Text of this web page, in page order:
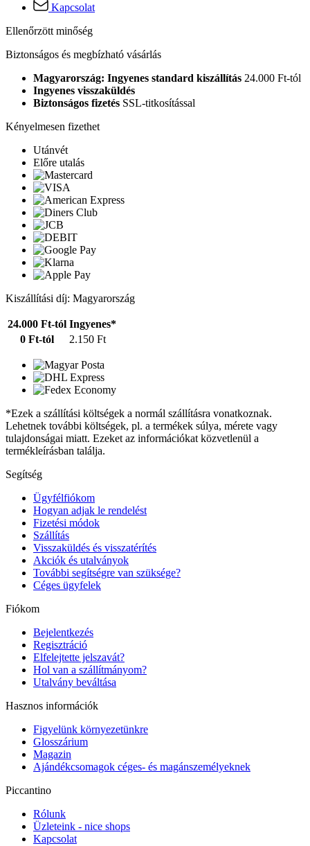
Kapcsolat
Ellenőrzött minőség
Biztonságos és megbízható vásárlás
Magyarország: Ingyenes standard kiszállítás 24.000 Ft-tól
Ingyenes visszaküldés
Biztonságos fizetés SSL-titkosítással
Kényelmesen fizethet
Utánvét
Előre utalás
Kiszállítási díj: Magyarország
24.000 Ft-tól Ingyenes*
0 Ft-tól
2.150 Ft
*Ezek a szállítási költségek a normál szállításra vonatkoznak.
Lehetnek további költségek, pl. a termékek súlya, mérete vagy
tulajdonságai miatt. Ezeket az információkat közvetlenül a
termékleírásban találja.
Segítség
Ügyfélfiókom
Hogyan adjak le rendelést
Fizetési módok
Szállítás
Visszaküldés és visszatérítés
Akciók és utalványok
További segítségre van szüksége?
Céges ügyfelek
Fiókom
Bejelentkezés
Regisztráció
Elfelejtette jelszavát?
Hol van a szállítmányom?
Utalvány beváltása
Hasznos információk
Figyelünk környezetünkre
Glosszárium
Magazin
Ajándékcsomagok céges- és magánszemélyeknek
Piccantino
Rólunk
Üzleteink - nice shops
Kapcsolat